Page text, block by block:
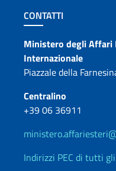
Sezione
CONTATTI
Contatti
Ministero degli Affari
Internazionale
Piazzale della
Centralino
+39 06 36911
Indirizzi PEC di tutti